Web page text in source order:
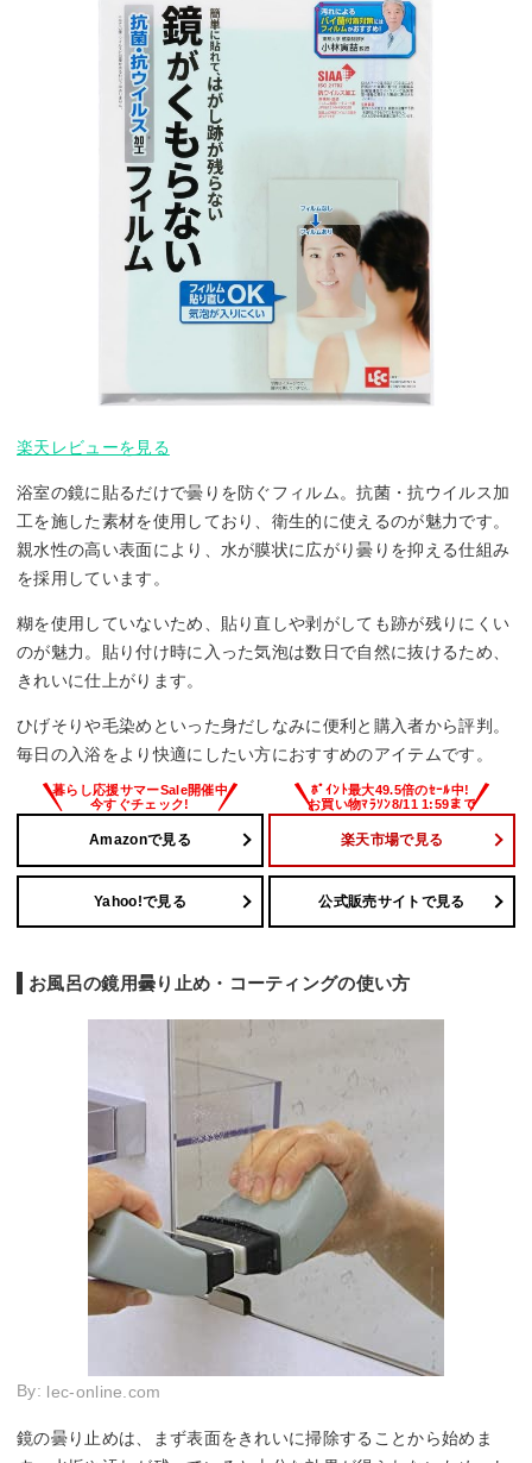
楽天レビューを見る
浴室の鏡に貼るだけで曇りを防ぐフィルム。抗菌・抗ウイルス加
工を施した素材を使用しており、衛生的に使えるのが魅力です。
親水性の高い表面により、水が膜状に広がり曇りを抑える仕組み
を採用しています。
糊を使用していないため、貼り直しや剥がしても跡が残りにくい
のが魅力。貼り付け時に入った気泡は数日で自然に抜けるため、
きれいに仕上がります。
ひげそりや毛染めといった身だしなみに便利と購入者から評判。
毎日の入浴をより快適にしたい方におすすめのアイテムです。
Amazonで見る 楽天市場で見る
Yahoo!で見る 公式販売サイトで見る
お風呂の鏡用曇り止め・コーティングの使い方
By: lec-online.com
鏡の曇り止めは、まず表面をきれいに掃除することから始めま